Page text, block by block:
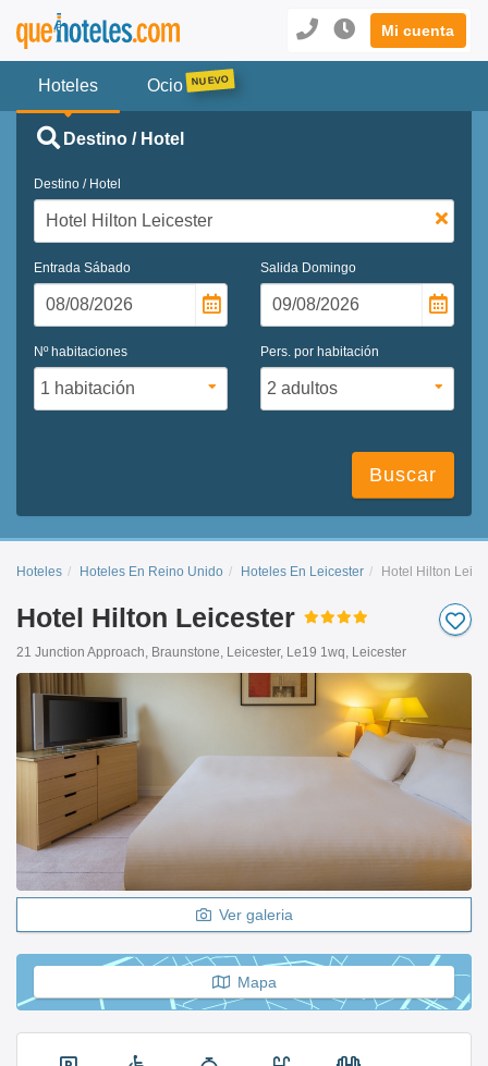
Mi cuenta
Hoteles Ocio
Destino / Hotel
Destino / Hotel
Entrada Sábado Salida Domingo
Nº habitaciones Pers. por habitación
Buscar
Hoteles Hoteles En Reino Unido Hoteles En Leicester Hotel Hilton
Hotel Hilton Leicester
21 Junction Approach, Braunstone, Leicester, Le19 1wq, Leicester
Ver galeria
Mapa